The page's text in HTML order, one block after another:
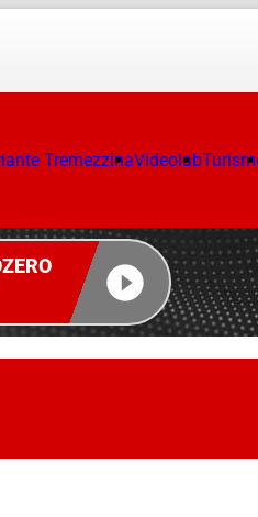
TremezzinaVideolab